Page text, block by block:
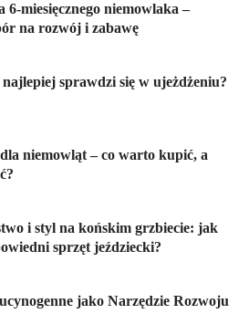
6-miesięcznego niemowlaka –
na rozwój i zabawę
najlepiej sprawdzi się w ujeżdżeniu?
niemowląt – co warto kupić, a
i styl na końskim grzbiecie: jak
sprzęt jeździecki?
jako Narzędzie Rozwoju